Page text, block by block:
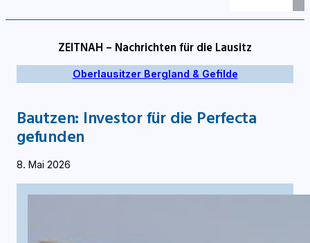
ZEITNAH – Nachrichten für die Lausitz
Oberlausitzer Bergland & Gefilde
Bautzen: Investor für die Perfecta
gefunden
8. Mai 2026